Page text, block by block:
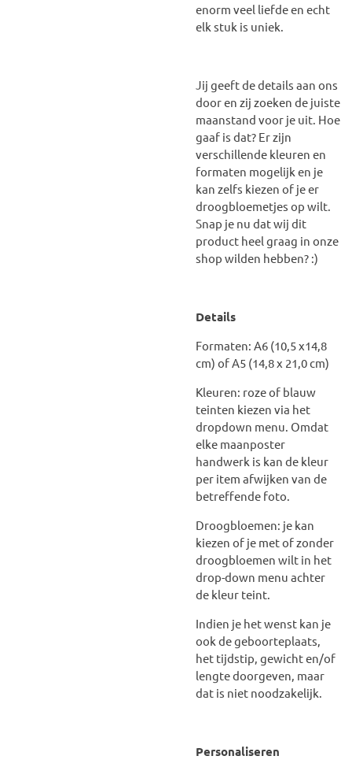
enorm veel liefde en echt
elk stuk is uniek.
Jij geeft de details aan ons
door en zij zoeken de juiste
maanstand voor je uit. Hoe
gaaf is dat? Er zijn
verschillende kleuren en
formaten mogelijk en je
kan zelfs kiezen of je er
droogbloemetjes op wilt.
Snap je nu dat wij dit
product heel graag in onze
shop wilden hebben? :)
Details
Formaten: A6 (10,5 x14,8
cm) of A5 (14,8 x 21,0 cm)
Kleuren: roze of blauw
teinten kiezen via het
dropdown menu. Omdat
elke maanposter
handwerk is kan de kleur
per item afwijken van de
betreffende foto.
Droogbloemen: je kan
kiezen of je met of zonder
droogbloemen wilt in het
drop-down menu achter
de kleur teint.
Indien je het wenst kan je
ook de geboorteplaats,
het tijdstip, gewicht en/of
lengte doorgeven, maar
dat is niet noodzakelijk.
Personaliseren